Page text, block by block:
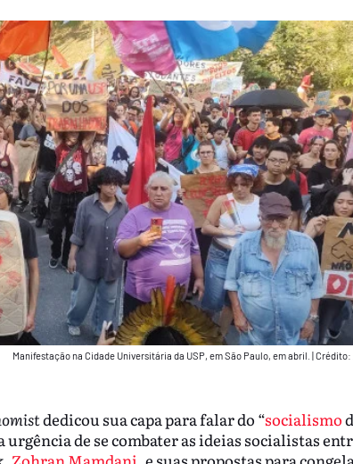
Manifestação na Cidade Universitária da USP, em São Paulo, em abril. Crédito:
dedicou sua capa para falar do “socialismo
de se combater as ideias socialistas